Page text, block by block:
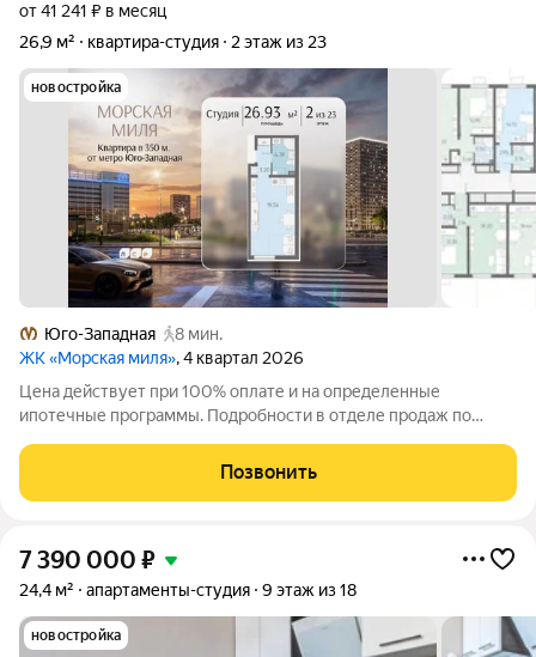
от 41 241 ₽ в месяц
26,9 м²
квартира-студия 2 этаж из 23
новостройка
Юго-Западная
8 мин.
ЖК «Морская миля», 4 квартал 2026
Цена действует при 100% оплате и на определенные
ипотечные программы. Подробности в отделе продаж по
Общая площадь составляет 26.93 кв. м. Квартира с чистовой
отделкой. Жилой комплекс
Позвонить
7 390 000 ₽
24,4 м² апартаменты-студия 9 этаж из 18
новостройка